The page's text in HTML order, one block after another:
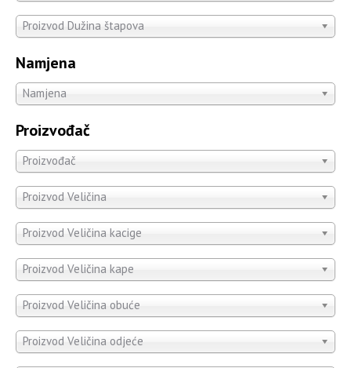
Proizvod Dužina štapova
Namjena
Namjena
Proizvođač
Proizvođač
Proizvod Veličina
Proizvod Veličina kacige
Proizvod Veličina kape
Proizvod Veličina obuće
Proizvod Veličina odjeće